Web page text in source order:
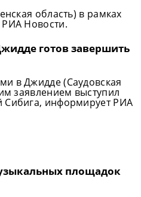
область) в рамках
РИА Новости.
готов завершить
в Джидде (Саудовская
заявлением выступил
Сибига, информирует РИА
площадок